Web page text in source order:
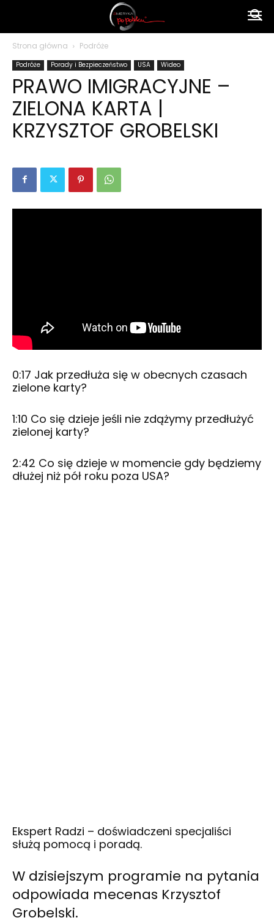
polsku
Strona główna Podróże
Podróże Porady i Bezpieczeństwo USA Wideo
PRAWO IMIGRACYJNE –
ZIELONA KARTA |
KRZYSZTOF GROBELSKI
0:17 Jak przedłuża się w obecnych czasach
zielone karty?
1:10 Co się dzieje jeśli nie zdążymy przedłużyć
zielonej karty?
2:42 Co się dzieje w momencie gdy będziemy
dłużej niż pół roku poza USA?
Ekspert Radzi – doświadczeni specjaliści
służą pomocą i poradą.
W dzisiejszym programie na pytania
odpowiada mecenas Krzysztof
Grobelski.